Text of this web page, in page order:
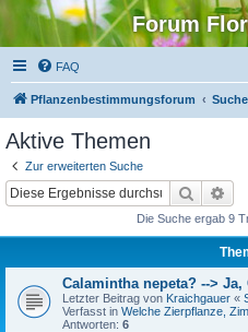
Forum
FAQ
Pflanzenbestimmungsforum Suche
Aktive Themen
Zur erweiterten Suche
Suche
Die Suche ergab 9
Calamintha nepeta? -->
Letzter Beitrag von Kraichgauer «
Verfasst in Welche Zierpflanze,
Antworten: 6